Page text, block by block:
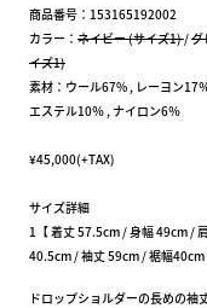
商品番号：153165192002
カラー：ネイビー (サイズ1)/グ
イズ1)
素材：ウール67% , レーヨン17
エステル10％ , ナイロン6％
¥45,000(+TAX)
サイズ詳細
1【 着丈 57.5cm / 身幅 49cm /
40.5cm / 袖丈 59cm / 裾幅40cm
ドロップショルダーの長めの